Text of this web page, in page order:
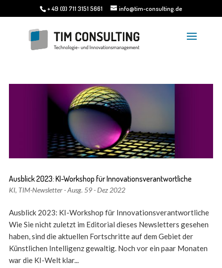
+ 49 (0) 711 3151 5661 info@tim-consulting.de
Ausblick 2023: KI-Workshop für Innovationsverantwortliche
KI, TIM-Newsletter - Ausg. 59 - Dez 2022
Ausblick 2023: KI-Workshop für Innovationsverantwortliche
Wie Sie nicht zuletzt im Editorial dieses Newsletters gesehen
haben, sind die aktuellen Fortschritte auf dem Gebiet der
Künstlichen Intelligenz gewaltig. Noch vor ein paar Monaten
war die KI-Welt klar...